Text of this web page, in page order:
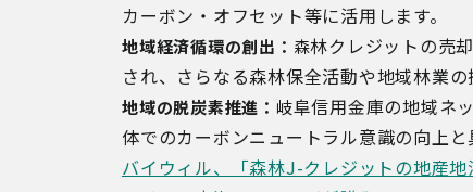
カーボン・オフセット等に活用します。
地域経済循環の創出： 森林クレジットの売
され、さらなる森林保全活動や地域林業の
地域の脱炭素推進： 岐阜信用金庫の地域ネ
体でのカーボンニュートラル意識の向上と
バイウィル、「森林J-クレジットの地産